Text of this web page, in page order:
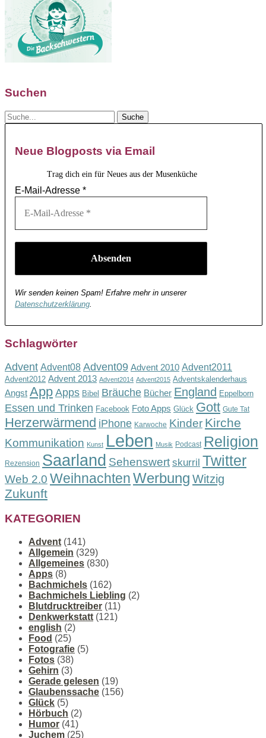
Suchen
Neue Blogposts via Email
Trag dich ein für Neues aus der Musenküche
E-Mail-Adresse *
Wir senden keinen Spam! Erfahre mehr in unserer
Datenschutzerklärung
Schlagwörter
Advent Advent08 Advent09 Advent 2010 Advent2011
Advent2012 Advent 2013 Advent2014 Advent2015 Adventskalenderhaus
Angst App Apps Bibel Bräuche Bücher England Eppelborn
Essen und Trinken Facebook Foto Apps Glück Gott Gute Tat
Herzerwärmend iPhone Karwoche Kinder Kirche
Kommunikation Kunst Leben Musik Podcast Religion
Rezension Saarland Sehenswert skurril Twitter
Web 2.0 WeihnachtenWerbung Witzig
Zukunft
KATEGORIEN
Advent (141)
Allgemein (329)
Allgemeines (830)
Apps (8)
Bachmichels (162)
Bachmichels Liebling (2)
Blutdrucktreiber (11)
Denkwerkstatt (121)
english (2)
Food (25)
Fotografie (5)
Fotos (38)
Gehirn (3)
Gerade gelesen (19)
Glaubenssache (156)
Glück (5)
Hörbuch (2)
Humor (41)
Juchem (25)